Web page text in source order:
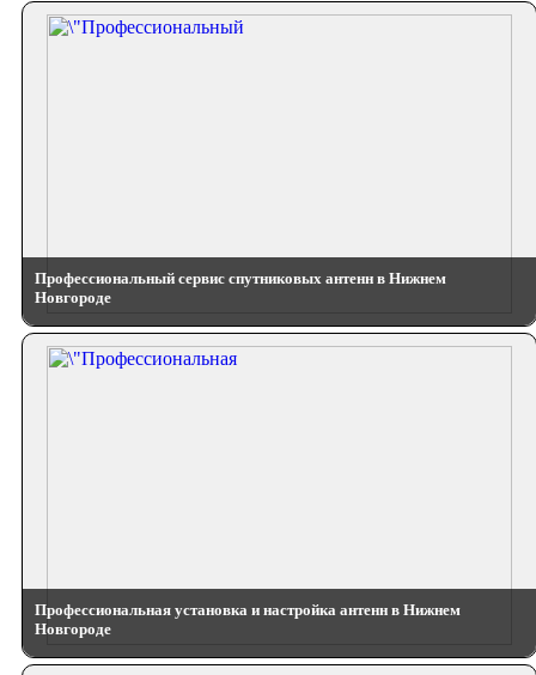
Профессиональный сервис спутниковых антенн в Нижнем
Новгороде
Профессиональная установка и настройка антенн в Нижнем
Новгороде